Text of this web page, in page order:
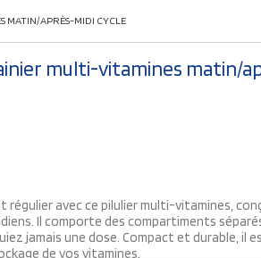
MATIN/APRÈS-MIDI CYCLE
multi-vitamines matin/
régulier avec ce pilulier multi-vitamines,
Il comporte des compartiments
jamais une dose. Compact et durable,
de vos vitamines.